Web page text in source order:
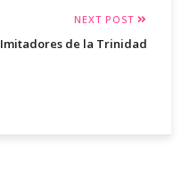
NEXT POST
Imitadores de la Trinidad